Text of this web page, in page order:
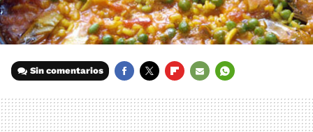
Sin comentarios
MAIL